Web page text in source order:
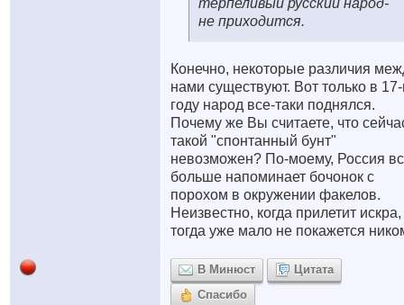
терпеливый русский народ-
не приходится.
Конечно, некоторые различия
нами существуют. Вот только в
году народ все-таки поднялся.
Почему же Вы считаете, что
такой "спонтанный бунт"
невозможен? По-моему, Россия
больше напоминает бочонок с
порохом в окружении факелов.
Неизвестно, когда прилетит
тогда уже мало не покажется
В Минюст
Цитата
Спасибо